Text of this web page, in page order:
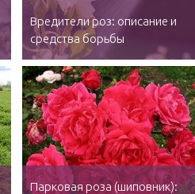
Вредители роз: описание и
средства борьбы
Парковая роза (шиповник):